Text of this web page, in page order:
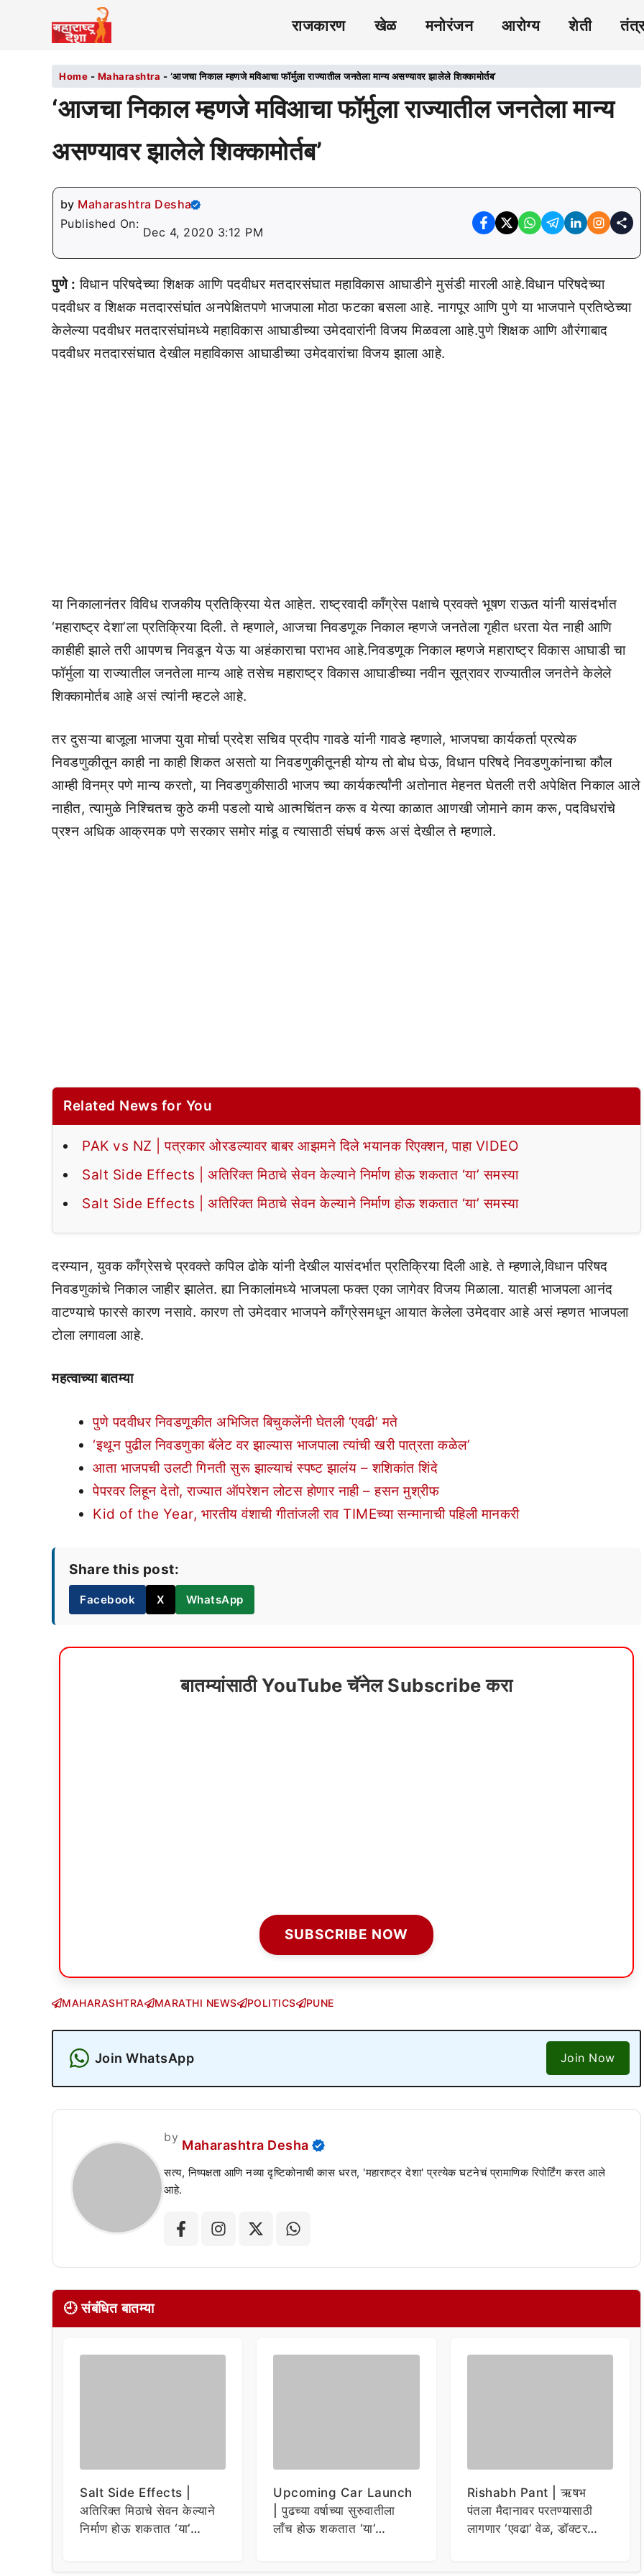
राजकारण खेळ मनोरंजन आरोग्य शेती
Home - Maharashtra - ‘आजचा निकाल म्हणजे मविआचा फॉर्मुला राज्यातील जनतेला मान्य असण्यावर झालेले शिक्कामोर्तब’
‘आजचा निकाल म्हणजे मविआचा फॉर्मुला राज्यातील जनतेला मान्य
असण्यावर झालेले शिक्कामोर्तब’
by Maharashtra Desha
Published On:
Dec 4, 2020 3:12 PM
पुणे : विधान परिषदेच्या शिक्षक आणि पदवीधर मतदारसंघात महाविकास आघाडीने मुसंडी मारली आहे.विधान परिषदेच्या
पदवीधर व शिक्षक मतदारसंघांत अनपेक्षितपणे भाजपाला मोठा फटका बसला आहे. नागपूर आणि पुणे या भाजपाने प्रतिष्ठेच्या
केलेल्या पदवीधर मतदारसंघांमध्ये महाविकास आघाडीच्या उमेदवारांनी विजय मिळवला आहे.पुणे शिक्षक आणि औरंगाबाद
पदवीधर मतदारसंघात देखील महाविकास आघाडीच्या उमेदवारांचा विजय झाला आहे.
या निकालानंतर विविध राजकीय प्रतिक्रिया येत आहेत. राष्ट्रवादी कॉंग्रेस पक्षाचे प्रवक्ते भूषण राऊत यांनी यासंदर्भात
‘महाराष्ट्र देशा’ला प्रतिक्रिया दिली. ते म्हणाले, आजचा निवडणूक निकाल म्हणजे जनतेला गृहीत धरता येत नाही आणि
काहीही झाले तरी आपणच निवडून येऊ या अहंकाराचा पराभव आहे.निवडणूक निकाल म्हणजे महाराष्ट्र विकास आघाडी चा
फॉर्मुला या राज्यातील जनतेला मान्य आहे तसेच महाराष्ट्र विकास आघाडीच्या नवीन सूत्रावर राज्यातील जनतेने केलेले
शिक्कामोर्तब आहे असं त्यांनी म्हटले आहे.
तर दुसऱ्या बाजूला भाजपा युवा मोर्चा प्रदेश सचिव प्रदीप गावडे यांनी गावडे म्हणाले, भाजपचा कार्यकर्ता प्रत्येक
निवडणुकीतून काही ना काही शिकत असतो या निवडणुकीतूनही योग्य तो बोध घेऊ, विधान परिषदे निवडणुकांनाचा कौल
आम्ही विनम्र पणे मान्य करतो, या निवडणुकीसाठी भाजप च्या कार्यकर्त्यांनी अतोनात मेहनत घेतली तरी अपेक्षित निकाल आले
नाहीत, त्यामुळे निश्चितच कुठे कमी पडलो याचे आत्मचिंतन करू व येत्या काळात आणखी जोमाने काम करू, पदविधरांचे
प्रश्न अधिक आक्रमक पणे सरकार समोर मांडू व त्यासाठी संघर्ष करू असं देखील ते म्हणाले.
Related News for You
PAK vs NZ | पत्रकार ओरडल्यावर बाबर आझमने दिले भयानक रिएक्शन, पाहा VIDEO
Salt Side Effects | अतिरिक्त मिठाचे सेवन केल्याने निर्माण होऊ शकतात ‘या’ समस्या
Salt Side Effects | अतिरिक्त मिठाचे सेवन केल्याने निर्माण होऊ शकतात ‘या’ समस्या
दरम्यान, युवक काँग्रेसचे प्रवक्ते कपिल ढोके यांनी देखील यासंदर्भात प्रतिक्रिया दिली आहे. ते म्हणाले,विधान परिषद
निवडणुकांचे निकाल जाहीर झालेत. ह्या निकालांमध्ये भाजपला फक्त एका जागेवर विजय मिळाला. यातही भाजपला आनंद
वाटण्याचे फारसे कारण नसावे. कारण तो उमेदवार भाजपने काँग्रेसमधून आयात केलेला उमेदवार आहे असं म्हणत भाजपला
टोला लगावला आहे.
महत्वाच्या बातम्या
पुणे पदवीधर निवडणूकीत अभिजित बिचुकलेंनी घेतली ‘एवढी’ मते
‘इथून पुढील निवडणुका बॅलेट वर झाल्यास भाजपाला त्यांची खरी पात्रता कळेल’
आता भाजपची उलटी गिनती सुरू झाल्याचं स्पष्ट झालंय – शशिकांत शिंदे
पेपरवर लिहून देतो, राज्यात ऑपरेशन लोटस होणार नाही – हसन मुश्रीफ
Kid of the Year, भारतीय वंशाची गीतांजली राव TIMEच्या सन्मानाची पहिली मानकरी
Share this post:
Facebook X WhatsApp
बातम्यांसाठी YouTube चॅनेल Subscribe करा
SUBSCRIBE NOW
MAHARASHTRA MARATHI NEWS POLITICS PUNE
Join WhatsApp Join Now
by
Maharashtra Desha
सत्य, निष्पक्षता आणि नव्या दृष्टिकोनाची कास धरत, 'महाराष्ट्र देशा' प्रत्येक घटनेचं प्रामाणिक रिपोर्टिंग करत आले
आहे.
🕘 संबंधित बातम्या
Salt Side Effects |
अतिरिक्त मिठाचे सेवन केल्याने
निर्माण होऊ शकतात ‘या’
Upcoming Car Launch
| पुढच्या वर्षाच्या सुरुवातीला
लाँच होऊ शकतात ‘या’
Rishabh Pant | ऋषभ
पंतला मैदानावर परतण्यासाठी
लागणार ‘एवढा’ वेळ, डॉक्टर